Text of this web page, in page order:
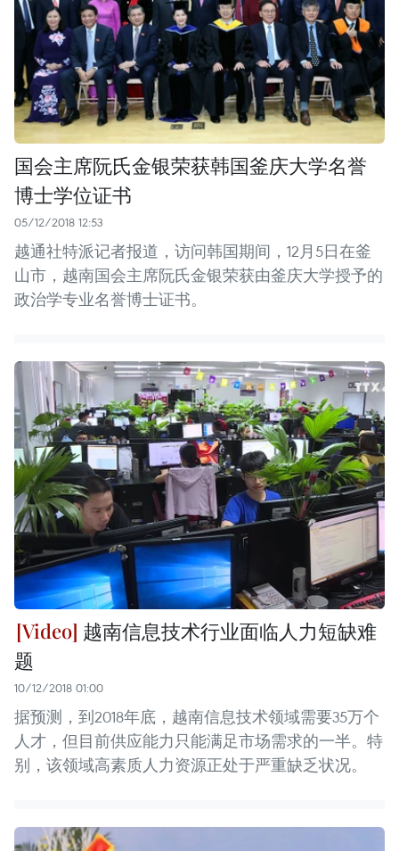
国会主席阮氏金银荣获韩国釜庆大学名誉
博士学位证书
05/12/2018 12:53
越通社特派记者报道，访问韩国期间，12月5日在釜
山市，越南国会主席阮氏金银荣获由釜庆大学授予的
政治学专业名誉博士证书。
越南信息技术行业面临人力短缺难
题
10/12/2018 01:00
据预测，到2018年底，越南信息技术领域需要35万个
人才，但目前供应能力只能满足市场需求的一半。特
别，该领域高素质人力资源正处于严重缺乏状况。